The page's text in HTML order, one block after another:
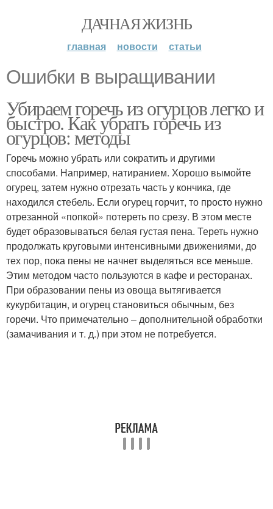
ДАЧНАЯ ЖИЗНЬ
главная новости статьи
Ошибки в выращивании
Убираем горечь из огурцов легко и
быстро. Как убрать горечь из
огурцов: методы
Горечь можно убрать или сократить и другими
способами. Например, натиранием. Хорошо вымойте
огурец, затем нужно отрезать часть у кончика, где
находился стебель. Если огурец горчит, то просто нужно
отрезанной «попкой» потереть по срезу. В этом месте
будет образовываться белая густая пена. Тереть нужно
продолжать круговыми интенсивными движениями, до
тех пор, пока пены не начнет выделяться все меньше.
Этим методом часто пользуются в кафе и ресторанах.
При образовании пены из овоща вытягивается
кукурбитацин, и огурец становиться обычным, без
горечи. Что примечательно – дополнительной обработки
(замачивания и т. д.) при этом не потребуется.